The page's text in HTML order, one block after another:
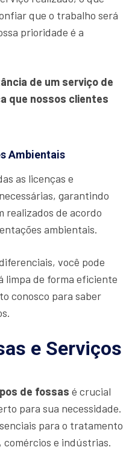
que o trabalho será
prioridade é a
de um serviço de
que nossos clientes
Ambientais
as licenças e
garantindo
realizados de acordo
ambientais.
você pode
limpa de forma eficiente
conosco para saber
e Serviços
de fossas é crucial
para sua necessidade.
para o tratamento
comércios e indústrias.